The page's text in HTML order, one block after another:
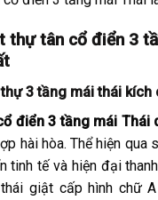
thự tân cổ điển 3
3 tầng mái thái kích
điển 3 tầng mái Thái
hài hòa. Thể hiện qua
tinh tế và hiện đại
giật cấp hình chữ